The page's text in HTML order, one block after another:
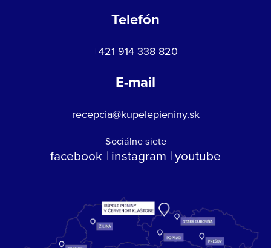
Telefón
+421 914 338 820
E-mail
recepcia@kupelepieniny.sk
Sociálne siete
facebook instagram youtube